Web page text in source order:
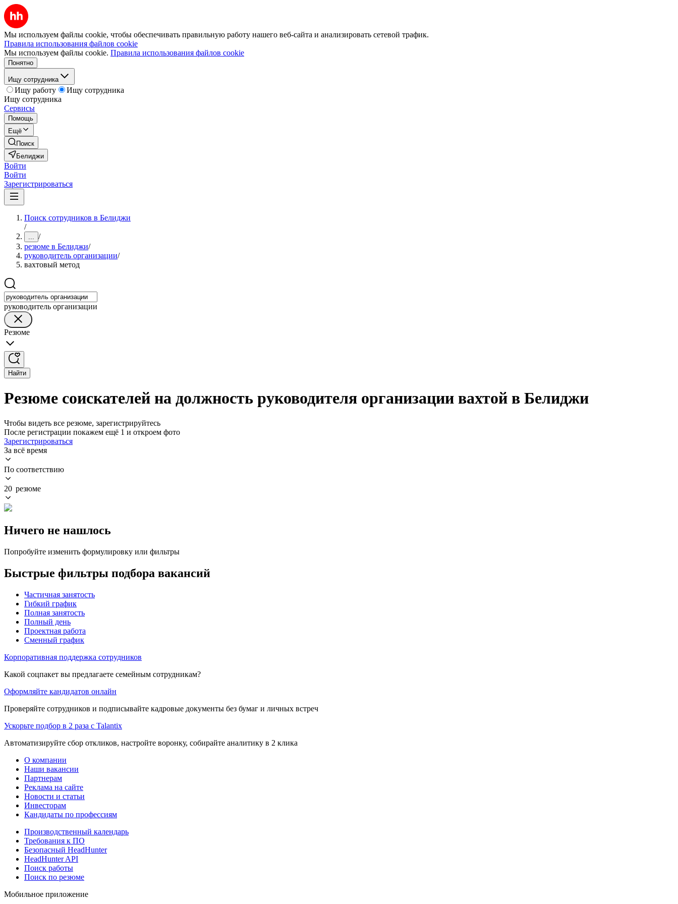
Мы используем файлы cookie, чтобы обеспечивать правильную работу нашего веб-сайта и анализировать сетевой трафик.
Правила использования файлов cookie
Мы используем файлы cookie. Правила использования файлов cookie
Понятно
Ищу сотрудника
Ищу работу
Ищу сотрудника
Ищу сотрудника
Сервисы
Помощь
Ещё
Поиск
Белиджи
Войти
Войти
Зарегистрироваться
Поиск сотрудников в Белиджи
/
... /
резюме в Белиджи/
руководитель организации/
вахтовый метод
руководитель организации
Резюме
Найти
Резюме соискателей на должность руководителя организации вахтой в Белиджи
Чтобы видеть все резюме, зарегистрируйтесь
После регистрации покажем ещё 1 и откроем фото
Зарегистрироваться
За всё время
По соответствию
20 резюме
Ничего не нашлось
Попробуйте изменить формулировку или фильтры
Быстрые фильтры подбора вакансий
Частичная занятость
Гибкий график
Полная занятость
Полный день
Проектная работа
Сменный график
Корпоративная поддержка сотрудников
Какой соцпакет вы предлагаете семейным сотрудникам?
Оформляйте кандидатов онлайн
Проверяйте сотрудников и подписывайте кадровые документы без бумаг и личных встреч
Ускорьте подбор в 2 раза с Talantix
Автоматизируйте сбор откликов, настройте воронку, собирайте аналитику в 2 клика
О компании
Наши вакансии
Партнерам
Реклама на сайте
Новости и статьи
Инвесторам
Кандидаты по профессиям
Производственный календарь
Требования к ПО
Безопасный HeadHunter
HeadHunter API
Поиск работы
Поиск по резюме
Мобильное приложение